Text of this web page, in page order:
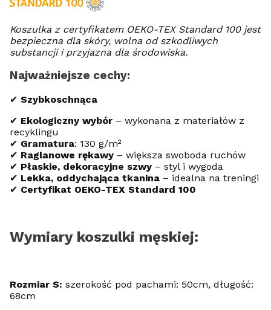
Koszulka z certyfikatem OEKO-TEX Standard 100 jest
bezpieczna dla skóry, wolna od szkodliwych
substancji i przyjazna dla środowiska.
Najważniejsze cechy:
✔ Szybkoschnąca
✔ Ekologiczny wybór – wykonana z materiałów z
recyklingu
✔ Gramatura: 130 g/m²
✔ Raglanowe rękawy – większa swoboda ruchów
✔ Płaskie, dekoracyjne szwy – styl i wygoda
✔ Lekka, oddychająca tkanina – idealna na treningi
✔ Certyfikat OEKO-TEX Standard 100
Wymiary koszulki męskiej:
Rozmiar S: szerokość pod pachami: 50cm, długość:
68cm